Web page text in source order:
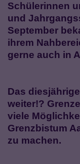
Schülerinnen
und
September
ihrem
gerne auch in
Das
weiter!?
viele
Grenzbistum
zu machen.